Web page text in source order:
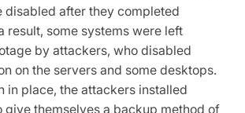
disabled after they completed
result, some systems were left
by attackers, who disabled
on the servers and some desktops.
in place, the attackers installed
give themselves a backup method of